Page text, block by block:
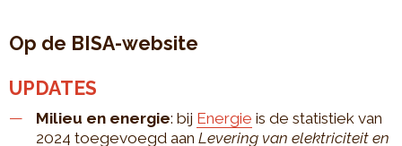
Op de BISA-website
UPDATES
Milieu en energie: bij Energie is de statistiek van
2024 toegevoegd aan Levering van elektriciteit en